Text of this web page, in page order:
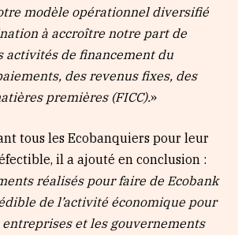
modèle opérationnel diversifié
à accroître notre part de
activités de financement du
des revenus fixes, des
premières (FICC).»
tous les Ecobanquiers pour leur
il a ajouté en conclusion :
réalisés pour faire de Ecobank
de l’activité économique pour
entreprises et les gouvernements